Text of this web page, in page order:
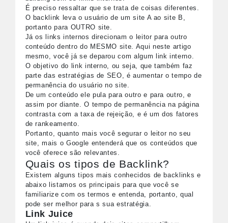
É preciso ressaltar que se trata de coisas diferentes.
O backlink leva o usuário de um site A ao site B,
portanto para OUTRO site.
Já os links internos direcionam o leitor para outro
conteúdo dentro do MESMO site. Aqui neste artigo
mesmo, você já se deparou com algum link interno.
O objetivo do link interno, ou seja, que também faz
parte das estratégias de SEO, é aumentar o tempo de
permanência do usuário no site.
De um conteúdo ele pula para outro e para outro, e
assim por diante. O tempo de permanência na página
contrasta com a taxa de rejeição, e é um dos fatores
de rankeamento.
Portanto, quanto mais você segurar o leitor no seu
site, mais o Google entenderá que os conteúdos que
você oferece são relevantes.
Quais os tipos de Backlink?
Existem alguns tipos mais conhecidos de backlinks e
abaixo listamos os principais para que você se
familiarize com os termos e entenda, portanto, qual
pode ser melhor para s sua estratégia.
Link Juice